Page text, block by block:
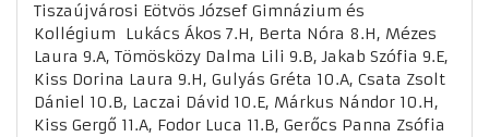
Tiszaújvárosi Eötvös József Gimnázium és
Kollégium Lukács Ákos 7.H, Berta Nóra 8.H, Mézes
Laura 9.A, Tömösközy Dalma Lili 9.B, Jakab Szófia 9.E,
Kiss Dorina Laura 9.H, Gulyás Gréta 10.A, Csata Zsolt
Dániel 10.B, Laczai Dávid 10.E, Márkus Nándor 10.H,
Kiss Gergő 11.A, Fodor Luca 11.B, Gerőcs Panna Zsófia